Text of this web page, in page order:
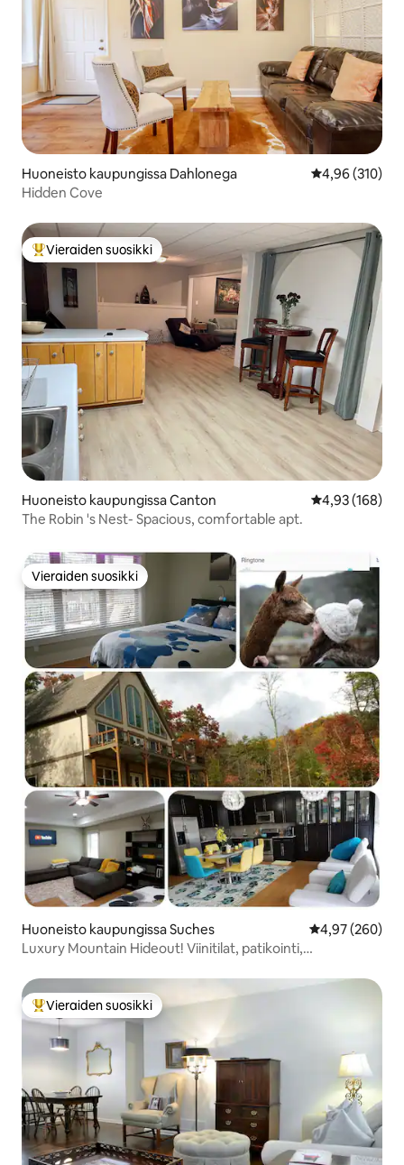
Huoneisto kaupungissa Dahlonega
4,96 (310)
Hidden Cove
Vieraiden suosikkien parhaimmistoa
Vieraiden suosikki
Huoneisto kaupungissa Canton
4,93 (168)
The Robin 's Nest- Spacious, comfortable apt.
Vieraiden suosikki
Vieraiden suosikki
Huoneisto kaupungissa Suches
4,97 (260)
Luxury Mountain Hideout! Viinitilat, patikointi,
Vieraiden suosikkien parhaimmistoa
Vieraiden suosikki